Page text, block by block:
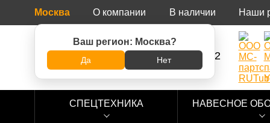
Москва
Ваш регион: Москва?
Да Нет
О компании В наличии Наши
8 (800) 500-73-92
СПЕЦТЕХНИКА НАВЕСНОЕ